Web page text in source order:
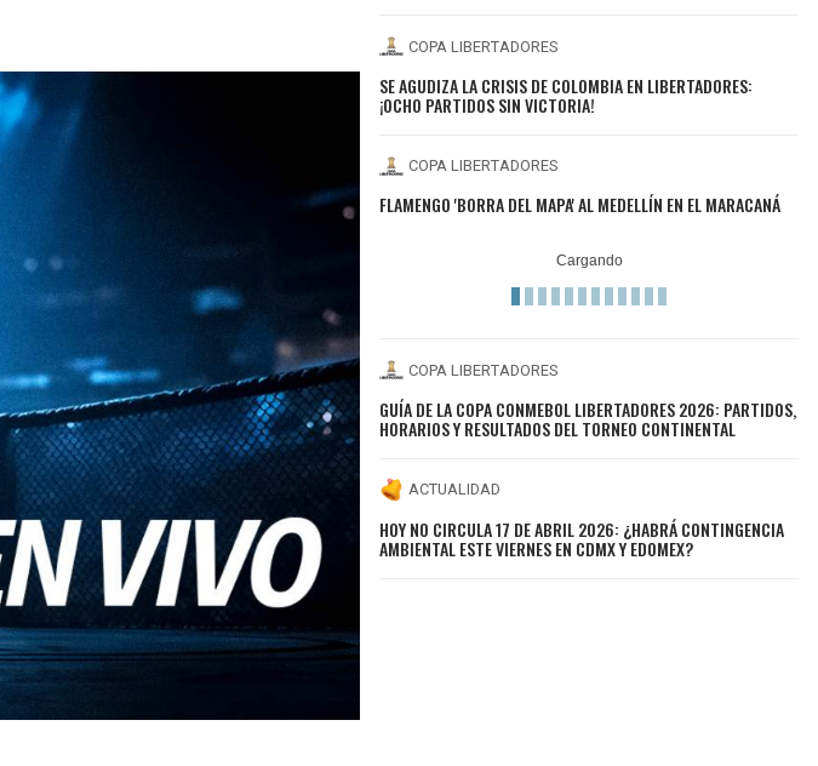
COPA LIBERTADORES
SE AGUDIZA LA CRISIS DE COLOMBIA EN LIBERTADORES:
¡OCHO PARTIDOS SIN VICTORIA!
COPA LIBERTADORES
FLAMENGO 'BORRA DEL MAPA' AL MEDELLÍN EN EL MARACANÁ
COPA LIBERTADORES
GUÍA DE LA COPA CONMEBOL LIBERTADORES 2026: PARTIDOS,
HORARIOS Y RESULTADOS DEL TORNEO CONTINENTAL
ACTUALIDAD
HOY NO CIRCULA 17 DE ABRIL 2026: ¿HABRÁ CONTINGENCIA
AMBIENTAL ESTE VIERNES EN CDMX Y EDOMEX?